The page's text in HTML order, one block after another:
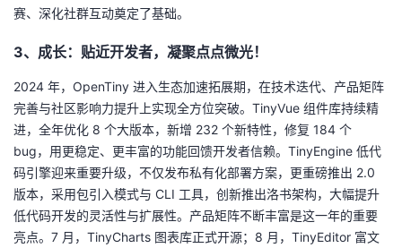
赛、深化社群互动奠定了基础。
3、成长：贴近开发者，凝聚点点微光！
2024 年，OpenTiny 进入生态加速拓展期，在技术迭代、产品矩阵
完善与社区影响力提升上实现全方位突破。TinyVue 组件库持续精
进，全年优化 8 个大版本，新增 232 个新特性，修复 184 个
bug，用更稳定、更丰富的功能回馈开发者信赖。TinyEngine 低代
码引擎迎来重要升级，不仅发布私有化部署方案，更重磅推出 2.0
版本，采用包引入模式与 CLI 工具，创新推出洛书架构，大幅提升
低代码开发的灵活性与扩展性。产品矩阵不断丰富是这一年的重要
亮点。7 月，TinyCharts 图表库正式开源；8 月，TinyEditor 富文